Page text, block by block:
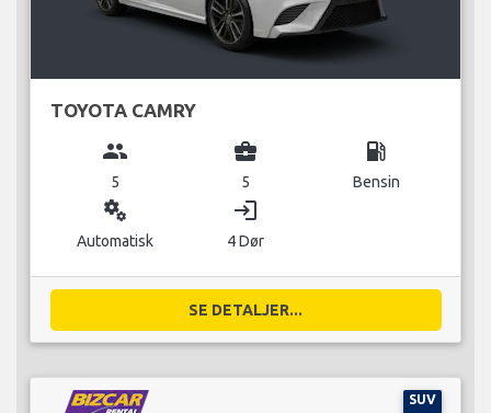
TOYOTA CAMRY
group
5
business_center
5
local_gas_station
Bensin
miscellaneous_services
Automatisk
login
4 Dør
SE DETALJER...
SUV